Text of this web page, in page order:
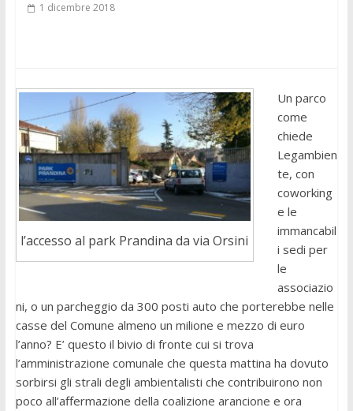
1 dicembre 2018
l’accesso al park Prandina da via Orsini
Un parco
come
chiede
Legambien
te, con
coworking
e le
immancabil
i sedi per
le
associazio
ni, o un parcheggio da 300 posti auto che porterebbe nelle
casse del Comune almeno un milione e mezzo di euro
l’anno? E’ questo il bivio di fronte cui si trova
l’amministrazione comunale che questa mattina ha dovuto
sorbirsi gli strali degli ambientalisti che contribuirono non
poco all’affermazione della coalizione arancione e ora